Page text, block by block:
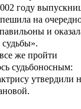
году
на
и
же пройти
судьбоносным:
утвердили